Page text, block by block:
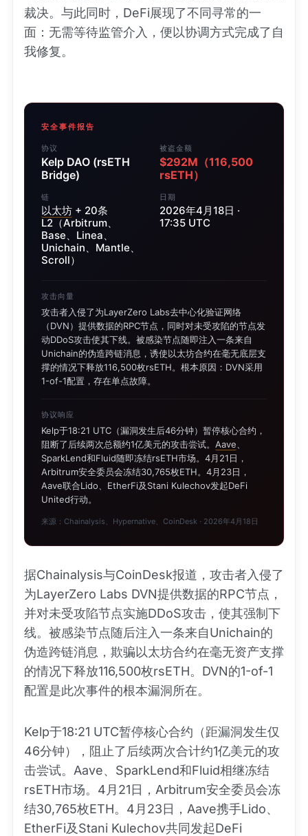
裁决。与此同时，DeFi展现了不同寻常的一
面：无需等待监管介入，便以协调方式完成了自
我修复。
安全事件报告
协议
Kelp DAO (rsETH
Bridge)
被盗金额
$292M（116,500
rsETH）
链
以太坊 + 20条
L2（Arbitrum、
Base、Linea、
Unichain、Mantle、
Scroll）
日期
2026年4月18日 ·
17:35 UTC
攻击向量
攻击者入侵了为LayerZero Labs去中心化验证网络
（DVN）提供数据的RPC节点，同时对未受攻陷的节点发
动DDoS攻击使其下线。被感染节点随即注入一条来自
Unichain的伪造跨链消息，诱使以太坊合约在毫无底层支
撑的情况下释放116,500枚rsETH。根本原因：DVN采用
1-of-1配置，存在单点故障。
协议响应
Kelp于18:21 UTC（漏洞发生后46分钟）暂停核心合约，
阻断了后续两次总额约1亿美元的攻击尝试。 Aave
SparkLend和Fluid随即冻结rsETH市场。4月21日，
Arbitrum安全委员会冻结30,765枚ETH。4月23日，
Aave联合Lido、EtherFi及Stani Kulechov发起DeFi
United行动。
来源：Chainalysis、Hypernative、CoinDesk · 2026年4月18日
据Chainalysis与CoinDesk报道，攻击者入侵了
为LayerZero Labs DVN提供数据的RPC节点，
并对未受攻陷节点实施DDoS攻击，使其强制下
线。被感染节点随后注入一条来自Unichain的
伪造跨链消息，欺骗以太坊合约在毫无资产支撑
的情况下释放116,500枚rsETH。DVN的1-of-1
配置是此次事件的根本漏洞所在。
Kelp于18:21 UTC暂停核心合约（距漏洞发生仅
46分钟），阻止了后续两次合计约1亿美元的攻
击尝试。Aave、SparkLend和Fluid相继冻结
rsETH市场。4月21日，Arbitrum安全委员会冻
结30,765枚ETH。4月23日，Aave携手Lido、
EtherFi及Stani Kulechov共同发起DeFi